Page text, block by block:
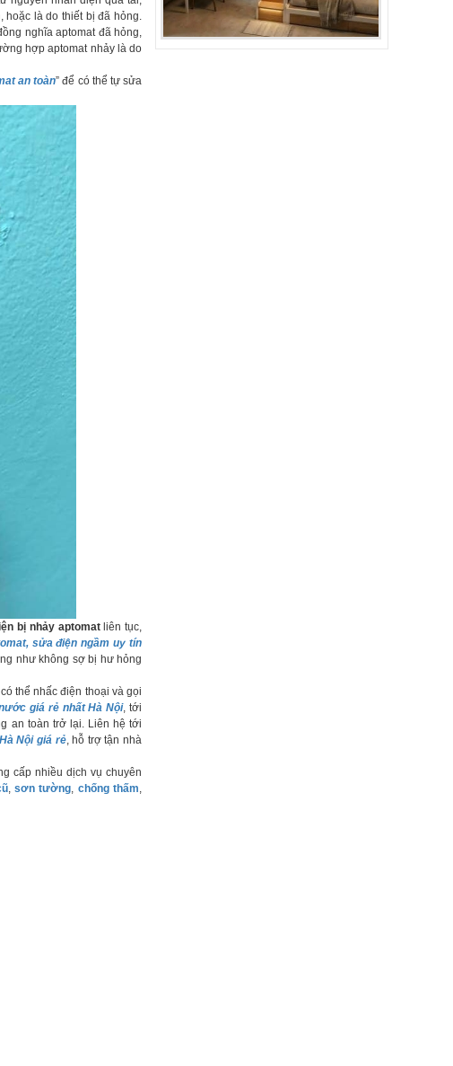
hoặc là do thiết bị đã hỏng.
nghĩa aptomat đã hỏng,
hợp aptomat nhảy là do
an toàn” để có thể tự sửa
bị nhảy aptomatliên tục,
sửa điện ngầm uy tín
như không sợ bị hư hỏng
thể nhấc điện thoại và gọi
giá rẻ nhất Hà Nội, tới
an toàn trở lại. Liên hệ tới
Nội giá rẻ, hỗ trợ tận nhà
cấp nhiều dịch vụ chuyên
,sơn tường, chống thấm,